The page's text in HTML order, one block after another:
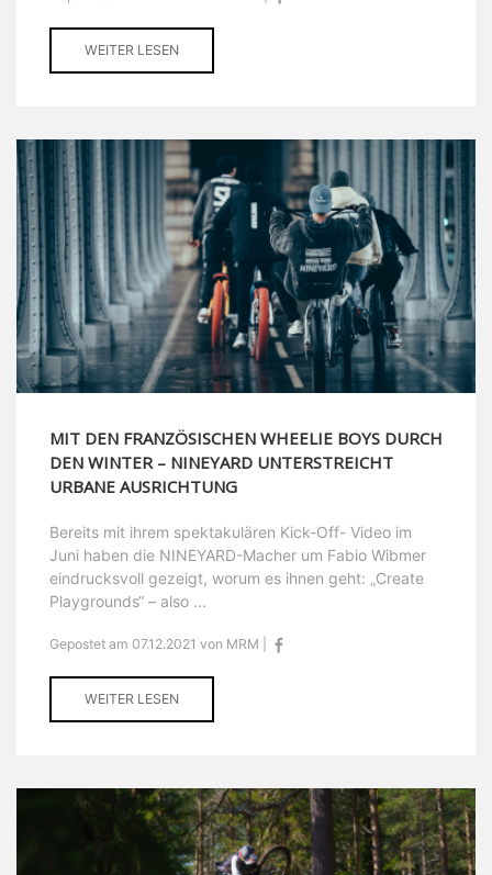
WEITER LESEN
MIT DEN FRANZÖSISCHEN WHEELIE BOYS DURCH
DEN WINTER – NINEYARD UNTERSTREICHT
URBANE AUSRICHTUNG
Bereits mit ihrem spektakulären Kick-Off- Video im
Juni haben die NINEYARD-Macher um Fabio Wibmer
eindrucksvoll gezeigt, worum es ihnen geht: „Create
Playgrounds“ – also ...
Gepostet am 07.12.2021 von MRM |
WEITER LESEN